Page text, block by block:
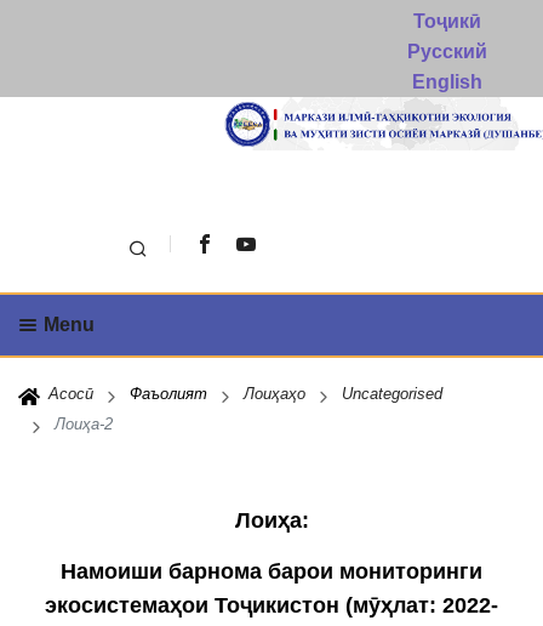
Тоҷикӣ
Русский
English
Поиск
Menu
Асосӣ Фаъолият Лоиҳаҳо
Uncategorised
Лоиҳа-2
Лоиҳа:
Намоиши барнома барои мониторинги
экосистемаҳои Тоҷикистон (мӯҳлат: 2022-